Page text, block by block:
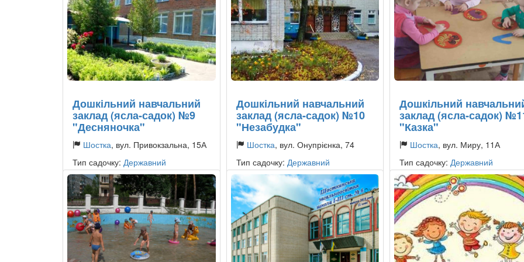
Дошкільний навчальний
заклад (ясла-садок) №9
"Десняночка"
Шостка, вул. Привокзальна, 15А
Тип садочку: Державний
Дошкільний навчальний
заклад (ясла-садок) №10
"Незабудка"
Шостка, вул. Онупрієнка, 74
Тип садочку: Державний
Дошкільний
заклад (ясла-садок)
"Казка"
Шостка, вул. Миру, 11А
Тип садочку:Державний